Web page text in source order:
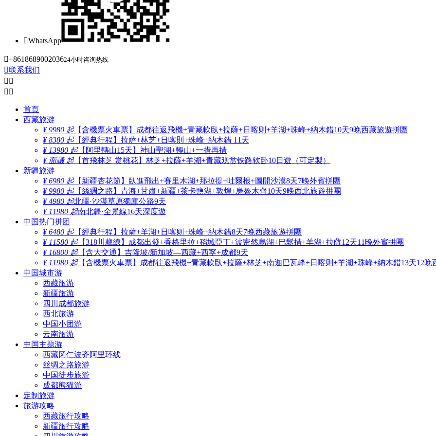
WhatsApp
+861868900203624小时咨询热线
联系我们
 
 
首頁
西藏旅游
¥ 9980 起【含機票火車票】成都往返飛機+青藏軟臥+拉薩+日喀则+羊湖+珠峰+納木錯10天9晚西藏旅遊拼團
¥ 8380 起【經典行程】拉萨+林芝+日喀則+珠峰+納木錯 11天
¥ 13980 起【阿里轉山15天】神山聖湖+轉山+一措再措
¥ 面議 起【首飛林芝 赏桃花】林芝+拉薩+羊湖+青藏观赏铁路软卧10日遊（可定製）
新疆旅游
¥ 6980 起【新疆杏花節】臥進飛出+賽里木湖+那拉提+吐爾根+圖開沙漠8天7晚外賓拼團
¥ 9980 起【絲綢之路】青海+甘肅+新疆+茶卡鹽湖+敦煌+烏魯木齊10天9晚西北旅遊拼團
¥ 4980 起北疆·沙漠草原獨庫公路9天
¥ 11980 起南北疆·全景線16天深度遊
中国热门拼团
¥ 6480 起【經典行程】拉薩+羊湖+日喀则+珠峰+納木錯8天7晚西藏旅遊拼團
¥ 11580 起【318川藏線】成都出發+香格里拉+稻城亞丁+波密然烏湖+巴鬆措+羊湖+拉薩12天11晚外賓拼團
¥ 16800 起【含大交通】吉隆坡/新加坡—西藏+西寧+成都9天
¥ 11980 起【含機票火車票】成都往返飛機+青藏軟臥+拉薩+林芝+南迦巴瓦峰+日喀则+羊湖+珠峰+納木錯13天12晚
中国城市游
西藏旅游
新疆旅游
四川成都旅游
西北旅游
中国小团游
云南旅游
中国主题游
西藏冈仁波齐阿里环线
丝绸之路旅游
中国徒步旅游
成都熊猫游
定制旅游
旅游攻略
西藏旅行攻略
新疆旅行攻略